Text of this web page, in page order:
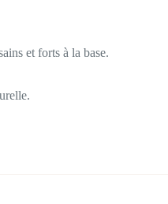
et forts à la base.